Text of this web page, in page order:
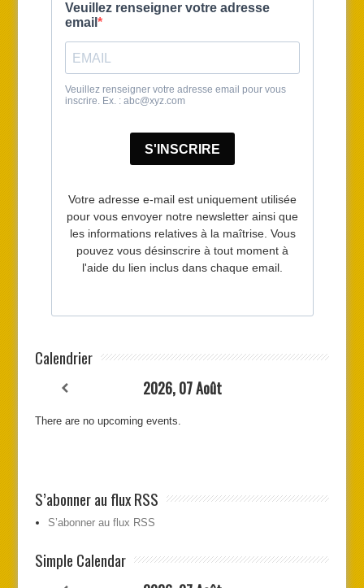
Calendrier
2026, 07 Août
There are no upcoming events.
S’abonner au flux RSS
S’abonner au flux RSS
Simple Calendar